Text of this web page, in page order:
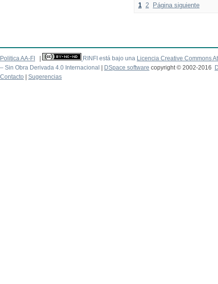
1 2 Página siguiente
Politica AA-FI RINFI está bajo una Licencia Creative Commons
– Sin Obra Derivada 4.0 Internacional
DSpace software copyright © 2002-2016
Contacto
Sugerencias